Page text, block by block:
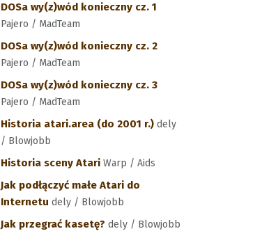
DOSa wy(z)wód konieczny cz. 1
Pajero / MadTeam
DOSa wy(z)wód konieczny cz. 2
Pajero / MadTeam
DOSa wy(z)wód konieczny cz. 3
Pajero / MadTeam
Historia atari.area (do 2001 r.) dely
/ Blowjobb
Historia sceny Atari Warp / Aids
Jak podłączyć małe Atari do
Internetu dely / Blowjobb
Jak przegrać kasetę? dely / Blowjobb